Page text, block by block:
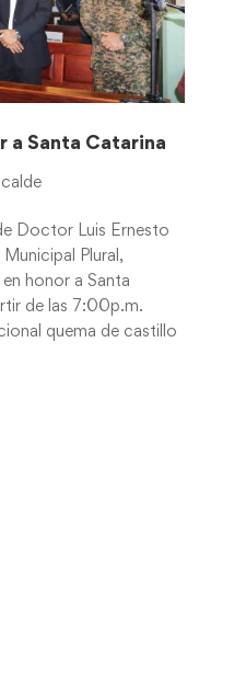
a Santa Catarina
Doctor Luis Ernesto
Plural,
honor a Santa
de las 7:00p.m.
quema de castillo